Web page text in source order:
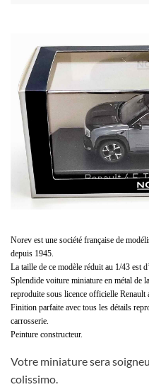
Norev est une société française de
depuis 1945.
La taille de ce modèle réduit au 1/43 est
Splendide voiture miniature en métal de
reproduite sous licence officielle Renault
Finition parfaite avec tous les détails
carrosserie.
Peinture constructeur.
Votre miniature sera
colissimo.